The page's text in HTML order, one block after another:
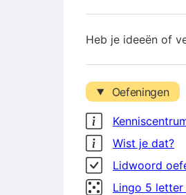
Heb je ideeën of
Oefeningen
Wist je dat?
Lidwoord
Lingo 5